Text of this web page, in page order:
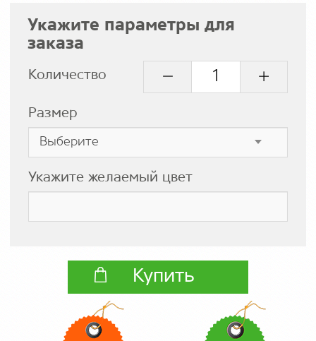
Укажите параметры для
заказа
Количество
Размер
Укажите желаемый цвет
Купить